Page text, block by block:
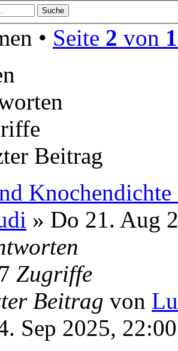
• Seite 2 von
Beitrag
Knochendichte
» Do 21. Aug
Zugriffe
Beitrag von
Sep 2025, 22:00